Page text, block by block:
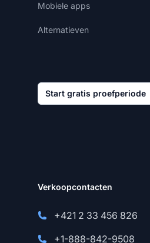
Mobiele apps
Alternatieven
Start gratis proefperiode
Verkoopcontacten
+421 2 33 456 826
+1-888-842-9508